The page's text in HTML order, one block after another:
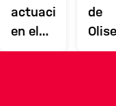
actuación
en el
último
de